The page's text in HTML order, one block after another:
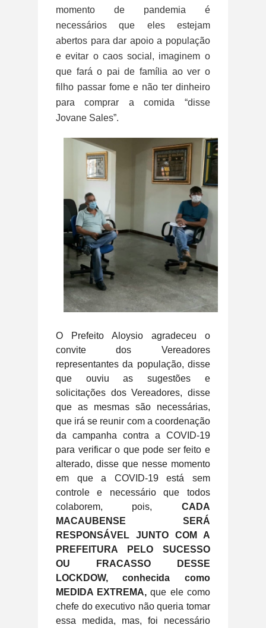
momento de pandemia é
necessários que eles estejam
abertos para dar apoio a população
e evitar o caos social, imaginem o
que fará o pai de família ao ver o
filho passar fome e não ter dinheiro
para comprar a comida “disse
Jovane Sales”.
O Prefeito Aloysio agradeceu o
convite dos Vereadores
representantes da população, disse
que ouviu as sugestões e
solicitações dos Vereadores, disse
que as mesmas são necessárias,
que irá se reunir com a coordenação
da campanha contra a COVID-19
para verificar o que pode ser feito e
alterado, disse que nesse momento
em que a COVID-19 está sem
controle e necessário que todos
colaborem, pois, CADA
MACAUBENSE SERÁ
RESPONSÁVEL JUNTO COM A
PREFEITURA PELO SUCESSO
OU FRACASSO DESSE
LOCKDOW, conhecida como
MEDIDA EXTREMA, que ele como
chefe do executivo não queria tomar
essa medida, mas, foi necessário